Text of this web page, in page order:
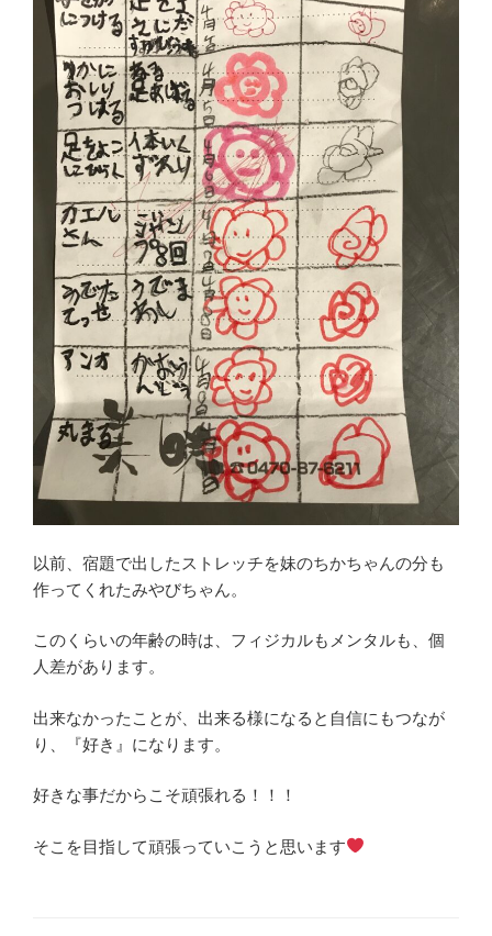
以前、宿題で出したストレッチを妹のちかちゃんの分も
作ってくれたみやびちゃん。
このくらいの年齢の時は、フィジカルもメンタルも、個
人差があります。
出来なかったことが、出来る様になると自信にもつなが
り、『好き』になります。
好きな事だからこそ頑張れる！！！
そこを目指して頑張っていこうと思います